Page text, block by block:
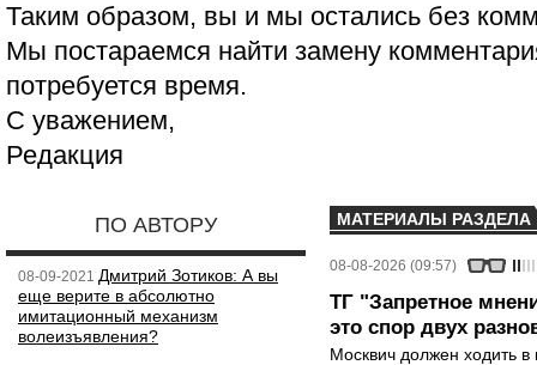
Таким образом, вы и мы остались без
Мы постараемся найти замену
потребуется время.
С уважением,
Редакция
ПО АВТОРУ
08-09-2021 Дмитрий Зотиков: А вы
еще верите в абсолютно
имитационный механизм
волеизъявления?
МАТЕРИАЛЫ РАЗДЕЛА
08-08-2026 (09:57)
ТГ "Запретное
это спор двух
Москвич должен ходить в